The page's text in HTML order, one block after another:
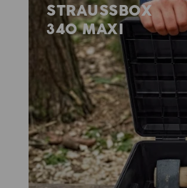
STRAUSSBOX
340 MAXI